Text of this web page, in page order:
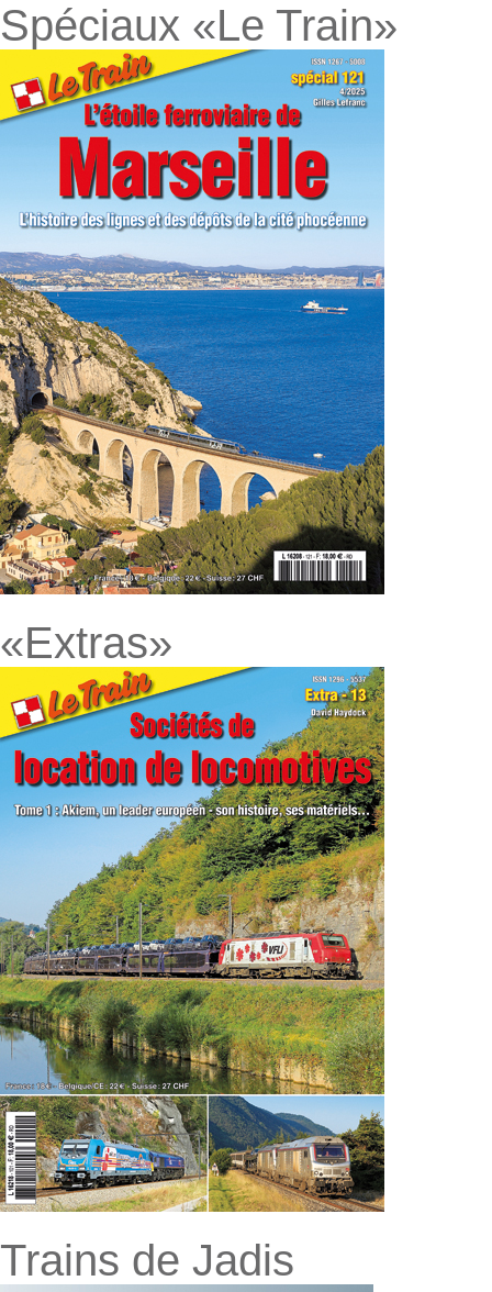
Spéciaux «Le Train»
«Extras»
Trains de Jadis